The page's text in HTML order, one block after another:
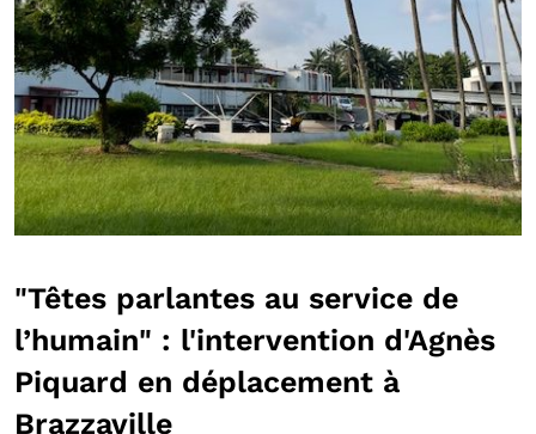
"Têtes parlantes au service de
l’humain" : l'intervention d'Agnès
Piquard en déplacement à
Brazzaville